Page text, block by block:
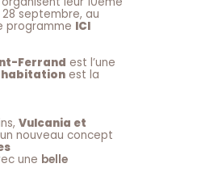
septembre, au
programme ICI
Ferrand est l’une
habitation est la
Vulcania et
nouveau concept
une belle